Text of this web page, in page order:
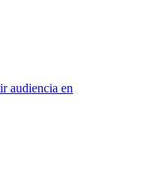
audiencia en